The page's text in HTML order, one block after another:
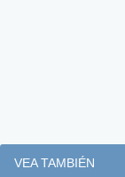
VEA TAMBIÉN